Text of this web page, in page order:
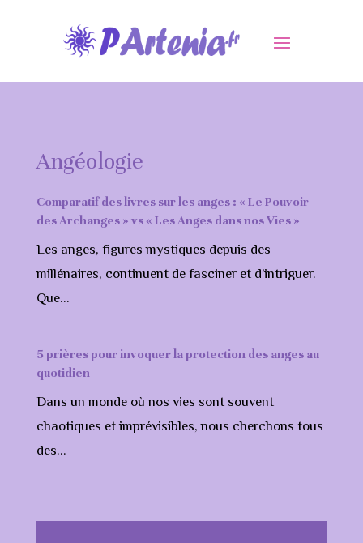
Angéologie
Comparatif des livres sur les anges : « Le Pouvoir
des Archanges » vs « Les Anges dans nos Vies »
Les anges, figures mystiques depuis des
millénaires, continuent de fasciner et d’intriguer.
Que...
5 prières pour invoquer la protection des anges au
quotidien
Dans un monde où nos vies sont souvent
chaotiques et imprévisibles, nous cherchons tous
des...